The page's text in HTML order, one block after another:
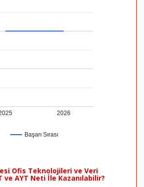
Başarı Sırası
2026
Ofis Teknolojileri ve Veri
ve AYT Neti İle Kazanılabilir?